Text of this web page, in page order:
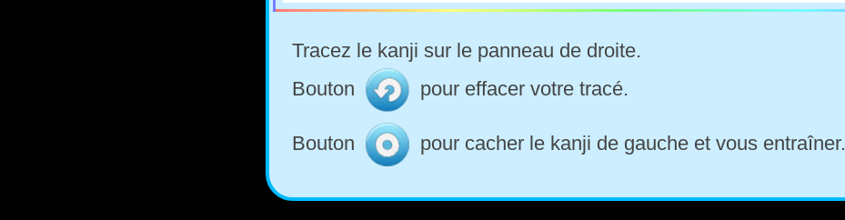
Tracez le kanji sur le panneau de droite.
Bouton
pour effacer votre tracé.
Bouton pour cacher le kanji de gauche et vous entraîner.